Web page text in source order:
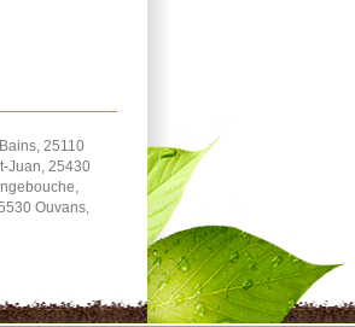
25110
Juan, 25430
Ouvans,